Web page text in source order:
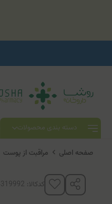
دسته بندی محصولات
صفحه اصلی مراقبت از پوست
کدکالا: